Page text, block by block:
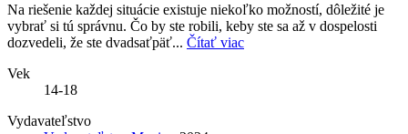
Na riešenie každej situácie existuje niekoľko možností, dôležité je
vybrať si tú správnu. Čo by ste robili, keby ste sa až v dospelosti
dozvedeli, že ste dvadsaťpäť... Čítať viac
Vek
14-18
Vydavateľstvo